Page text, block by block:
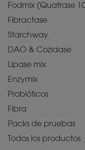
Fodmix (Quatrase
Fibractase
Starchway
DAO & Cozidase
Lipase mix
Enzymix
Probióticos
Fibra
Packs de pruebas
Todos los productos